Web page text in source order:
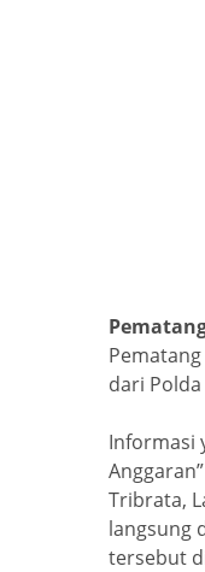
dari
Informasi
Tribrata,
langsung
tersebut